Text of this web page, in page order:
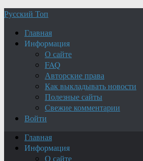
Русский Топ
Главная
Информация
О сайте
FAQ
Авторские права
Как выкладывать новости
Полезные сайты
Свежие комментарии
Войти
Главная
Информация
О сайте